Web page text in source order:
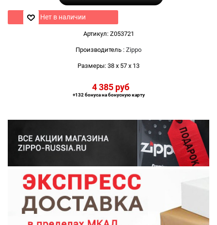
Нет в наличии
Артикул: Z053721
Производитель : Zippo
Размеры: 38 x 57 x 13
4 385 руб
+132 бонуса на бонусную карту